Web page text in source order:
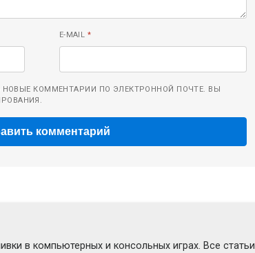
E-MAIL *
НОВЫЕ КОММЕНТАРИИ ПО ЭЛЕКТРОННОЙ ПОЧТЕ. ВЫ
в компьютерных и консольных играх. Все статьи